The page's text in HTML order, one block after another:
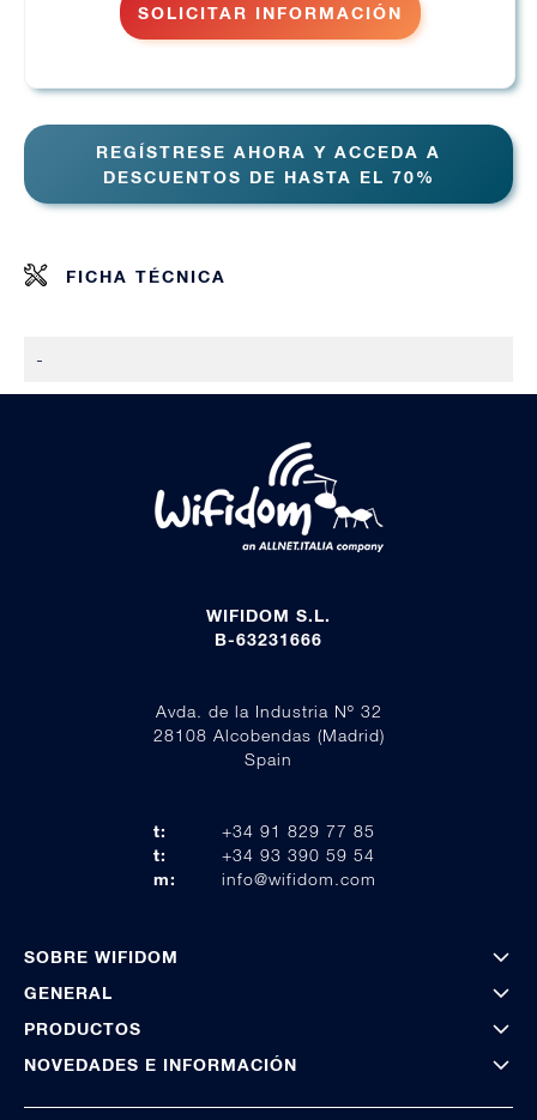
SOLICITAR INFORMACIÓN
REGÍSTRESE AHORA Y ACCEDA A
DESCUENTOS DE HASTA EL 70%
FICHA TÉCNICA
-
WIFIDOM S.L.
B-63231666
Avda. de la Industria Nº 32
28108 Alcobendas (Madrid)
Spain
t:
+34 91 829 77 85
t:
+34 93 390 59 54
m:
info@wifidom.com
SOBRE WIFIDOM
GENERAL
PRODUCTOS
NOVEDADES E INFORMACIÓN